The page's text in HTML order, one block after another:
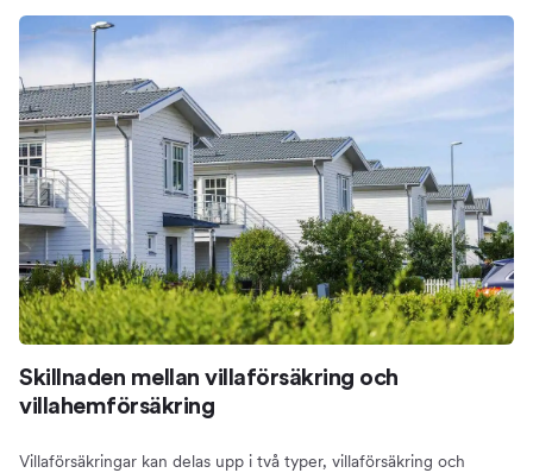
Skillnaden mellan villaförsäkring och
villahemförsäkring
Villaförsäkringar kan delas upp i två typer, villaförsäkring och